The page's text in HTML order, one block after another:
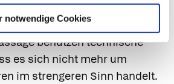
notwendige Cookies
Massageverfahren wie
oder
benutzen technische
es sich nicht mehr um
im strengeren Sinn handelt.